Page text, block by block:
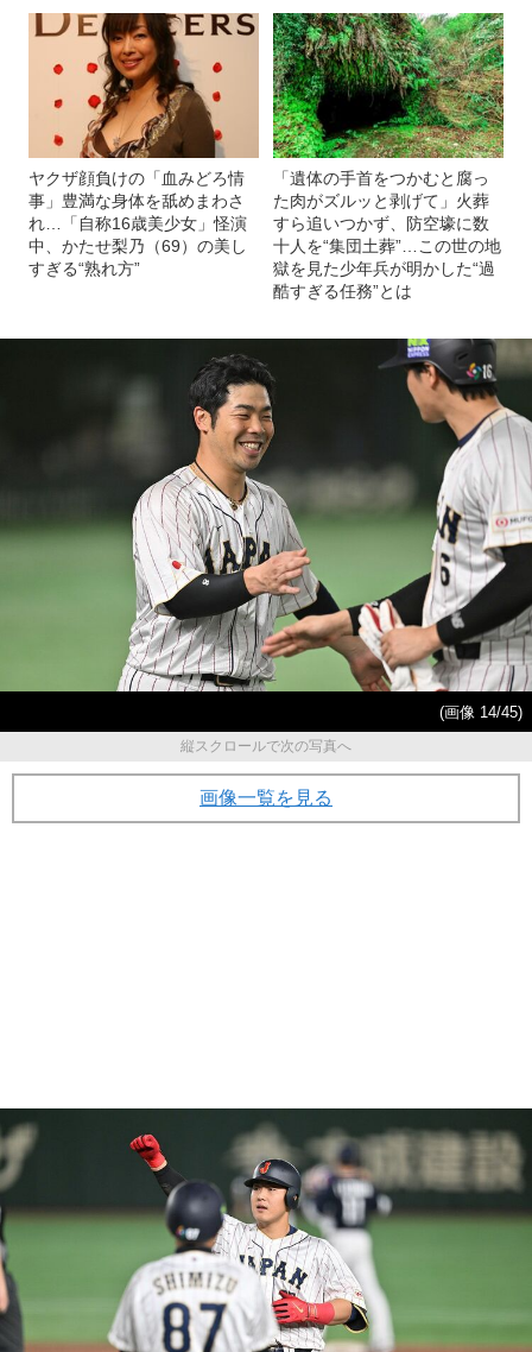
ヤクザ顔負けの「血みどろ情
事」豊満な身体を舐めまわさ
れ…「自称16歳美少女」怪演
中、かたせ梨乃（69）の美し
すぎる“熟れ方”
「遺体の手首をつかむと腐っ
た肉がズルッと剥げて」火葬
すら追いつかず、防空壕に数
十人を“集団土葬”…この世の地
獄を見た少年兵が明かした“過
酷すぎる任務”とは
(画像 14/45)
縦スクロールで次の写真へ
画像一覧を見る